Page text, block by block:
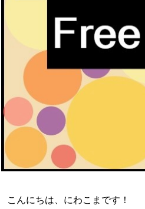
こんにちは、にわこまです！